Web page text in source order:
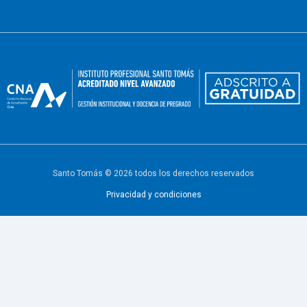
Santo Tomás © 2026 todos los derechos reservados
Privacidad y condiciones